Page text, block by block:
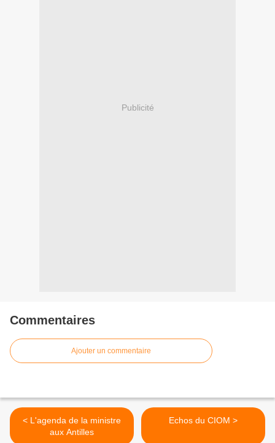
Publicité
Commentaires
Ajouter un commentaire
< L'agenda de la ministre
aux Antilles
Echos du CIOM >